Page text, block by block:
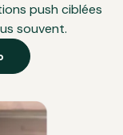
push ciblées
souvent.